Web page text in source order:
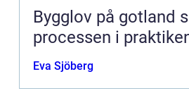
Bygglov på gotland så fungerar
processen i
Eva Sjöberg